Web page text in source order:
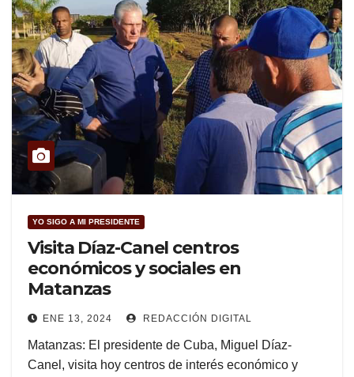
YO SIGO A MI PRESIDENTE
Visita Díaz-Canel centros
económicos y sociales en
Matanzas
ENE 13, 2024 REDACCIÓN DIGITAL
Matanzas: El presidente de Cuba, Miguel Díaz-
Canel, visita hoy centros de interés económico y